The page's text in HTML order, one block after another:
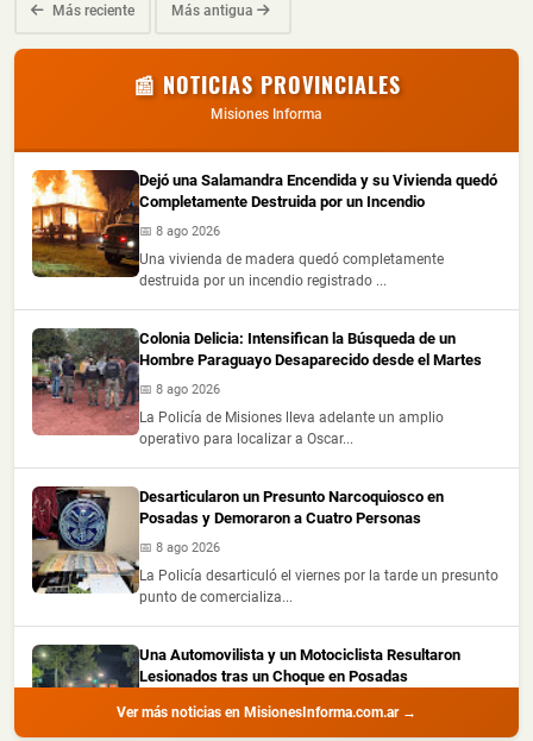
Más reciente Más antigua
📰 NOTICIAS PROVINCIALES
Misiones Informa
Dejó una Salamandra Encendida y su Vivienda quedó
Completamente Destruida por un Incendio
📅 8 ago 2026
Una vivienda de madera quedó completamente
destruida por un incendio registrado ...
Colonia Delicia: Intensifican la Búsqueda de un
Hombre Paraguayo Desaparecido desde el Martes
📅 8 ago 2026
La Policía de Misiones lleva adelante un amplio
operativo para localizar a Oscar...
Desarticularon un Presunto Narcoquiosco en
Posadas y Demoraron a Cuatro Personas
📅 8 ago 2026
La Policía desarticuló el viernes por la tarde un presunto
punto de comercializa...
Una Automovilista y un Motociclista Resultaron
Lesionados tras un Choque en Posadas
📅 8 ago 2026
Una mujer de 45 años y un hombre de 41 resultaron
Ver más noticias en MisionesInforma.com.ar →